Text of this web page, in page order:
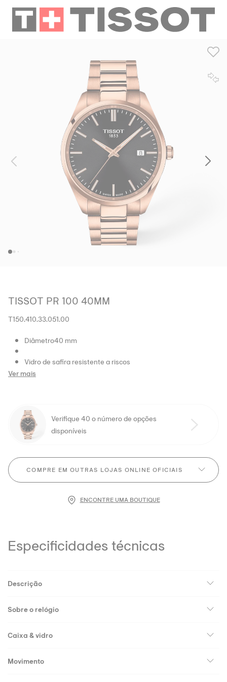
TISSOT PR 100 40MM
T150.410.33.051.00
Diâmetro40 mm
Vidro de safira resistente a riscos
Ver mais
Verifique 40 o número de opções
disponíveis
COMPRE EM OUTRAS LOJAS ONLINE OFICIAIS
ENCONTRE UMA BOUTIQUE
Especificidades técnicas
Descrição
Sobre o relógio
Caixa & vidro
Movimento